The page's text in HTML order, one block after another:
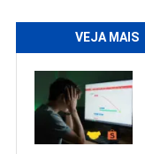
VEJA MAIS